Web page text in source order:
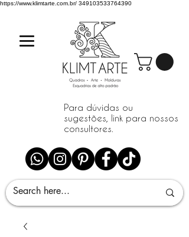
https://www.klimtarte.com.br/ 349103533764390
Para dúvidas ou
sugestões, link para nossos
consultores.